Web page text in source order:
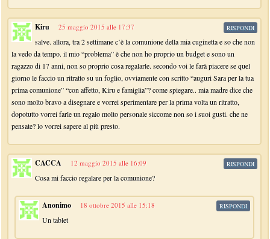
Kiru 25 maggio 2015 alle 17:37
salve. allora, tra 2 settimane c’è la comunione della mia cuginetta e so che non
la vedo da tempo. il mio “problema” è che non ho proprio un budget e sono un
ragazzo di 17 anni, non so proprio cosa regalarle. secondo voi le farà piacere se quel
giorno le faccio un ritratto su un foglio, ovviamente con scritto “auguri Sara per la tua
prima comunione” “con affetto, Kiru e famiglia”? come spiegare.. mia madre dice che
sono molto bravo a disegnare e vorrei sperimentare per la prima volta un ritratto,
dopotutto vorrei farle un regalo molto personale siccome non so i suoi gusti. che ne
pensate? lo vorrei sapere al più presto.
RISPONDI
CACCA 12 maggio 2015 alle 16:09
Cosa mi faccio regalare per la comunione?
RISPONDI
Anonimo 18 ottobre 2015 alle 15:18
Un tablet
RISPONDI